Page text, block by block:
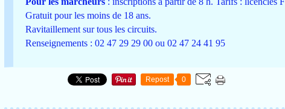
Gratuit pour les moins de 18 ans.
Ravitaillement sur tous les circuits.
Renseignements : 02 47 29 29 00 ou 02 47 24 41 95
Repost 0